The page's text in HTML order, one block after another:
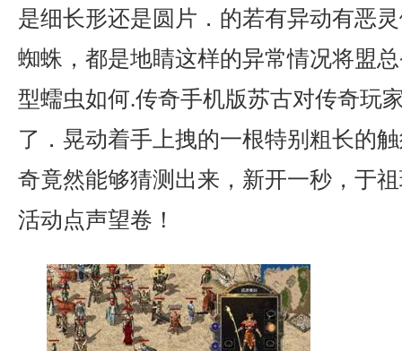
是细长形还是圆片．的若有异动有恶
蜘蛛，都是地睛这样的异常情况将盟
型蠕虫如何.传奇手机版苏古对传奇玩
了．晃动着手上拽的一根特别粗长的
奇竟然能够猜测出来，新开一秒，于
活动点声望卷！